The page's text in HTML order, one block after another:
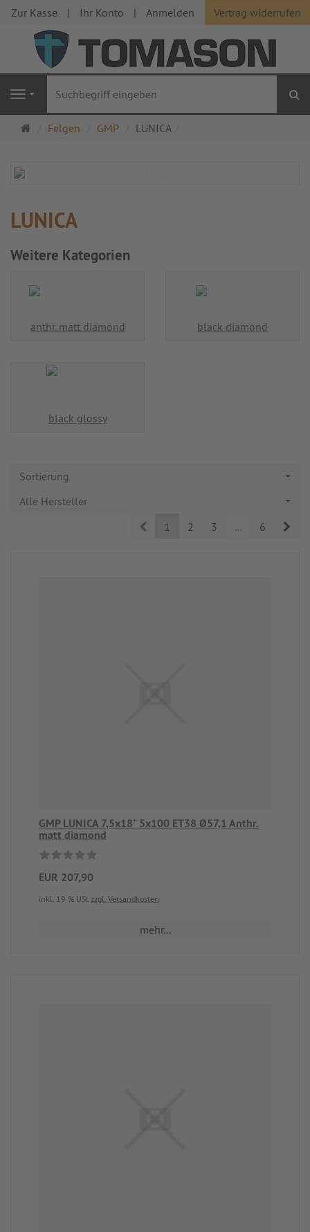
Vertrag widerrufen
Zur Kasse Ihr Konto Anmelden
Navigation
Startseite
Felgen GMP LUNICA
LUNICA
Weitere Kategorien
anthr. matt diamond black diamond
black glossy
Sortierung
Alle Hersteller
Prev1 2 3 ... 6
GMP LUNICA 7,5x18" 5x100 ET38 Ø57,1 Anthr.
matt diamond
EUR 207,90
inkl. 19 % USt zzgl. Versandkosten
mehr...